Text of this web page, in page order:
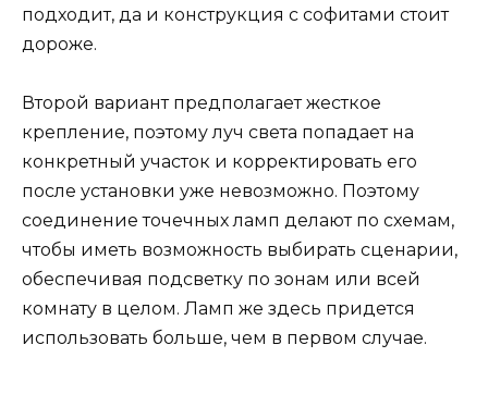
подходит, да и конструкция с софитами стоит
дороже.
Второй вариант предполагает жесткое
крепление, поэтому луч света попадает на
конкретный участок и корректировать его
после установки уже невозможно. Поэтому
соединение точечных ламп делают по схемам,
чтобы иметь возможность выбирать сценарии,
обеспечивая подсветку по зонам или всей
комнату в целом. Ламп же здесь придется
использовать больше, чем в первом случае.